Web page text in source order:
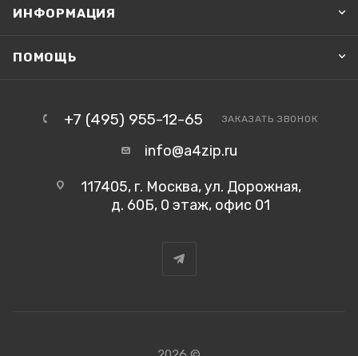
ИНФОРМАЦИЯ
ПОМОЩЬ
+7 (495) 955-12-65 ЗАКАЗАТЬ ЗВОНОК
info@a4zip.ru
117405, г. Москва, ул. Дорожная,
д. 60Б, 0 этаж, офис 01